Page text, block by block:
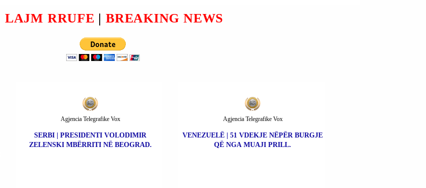
VRASJEN E ALBI
LAJM RRUFE | BREAKING NEWS
SERBI | PRESIDENTI VOLODIMIR
ZELENSKI MBËRRITI NË BEOGRAD.
Agjencia Telegrafike Vox
VENEZUELË | 51 VDEKJE NËPËR BURGJE
QË NGA MUAJI PRILL.
Agjencia Telegrafike Vox